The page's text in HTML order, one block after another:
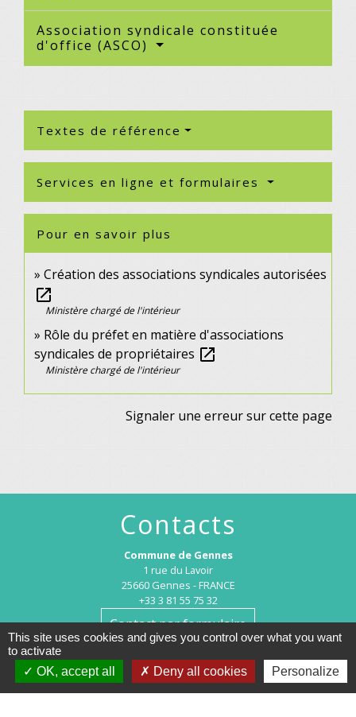
Association syndicale constituée
d'office (ASCO)
Textes de référence
Services en ligne et formulaires
Pour en savoir plus
Création des associations syndicales autorisées
open_in_new
Ministère chargé de l'intérieur
Rôle du préfet en matière d'associations
syndicales de propriétaires open_in_new
Ministère chargé de l'intérieur
Signaler une erreur sur cette page
Contacts
Commune de Gennes
1 rue du Lavoir
25660 Gennes - FRANCE
+33 3 81 55 75 32
Contact par formulaire
Horaires d’ouverture au public :
Le lundi après-midi : de 13h30 à 18h00.
This site uses cookies and gives you control over what you want
to activate
OK, accept all
Deny all cookies Personalize